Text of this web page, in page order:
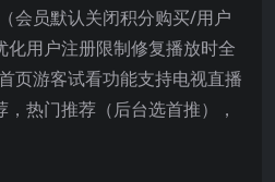
会员默认关闭积分购买/用户
用户注册限制修复播放时全
页游客试看功能支持电视直播
热门推荐（后台选首推），